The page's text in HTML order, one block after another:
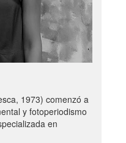
1973) comenzó a
y fotoperiodismo
en